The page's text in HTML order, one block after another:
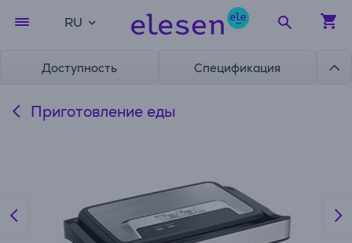
RU
Доступность Спецификация
Приготовление еды